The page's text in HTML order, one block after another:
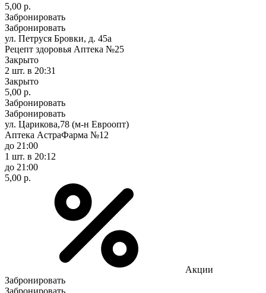
5,00 р.
Забронировать
Забронировать
ул. Петруся Бровки, д. 45а
Рецепт здоровья Аптека №25
Закрыто
2 шт. в 20:31
Закрыто
5,00 р.
Забронировать
Забронировать
ул. Царикова,78 (м-н Евроопт)
Аптека АстраФарма №12
до 21:00
1 шт. в 20:12
до 21:00
5,00 р.
Акции
Забронировать
Забронировать